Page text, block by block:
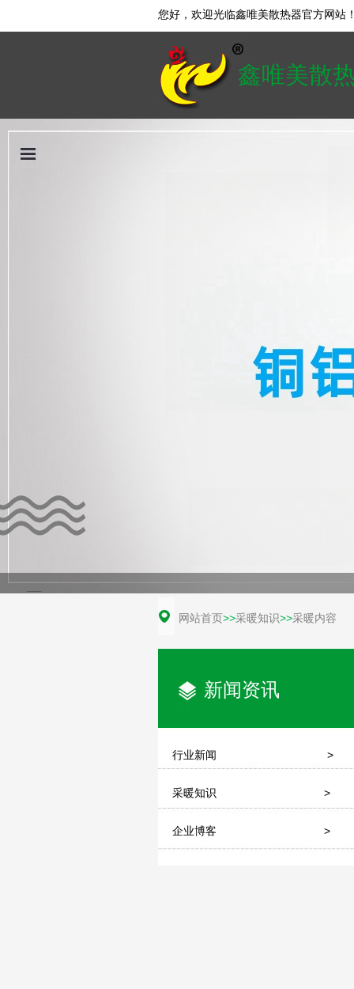
您好，欢迎光临鑫唯美散热器官方网站
鑫唯美散
网站首页>>采暖知识>>采暖内容
新闻资讯
行业新闻 >
采暖知识 >
企业博客 >